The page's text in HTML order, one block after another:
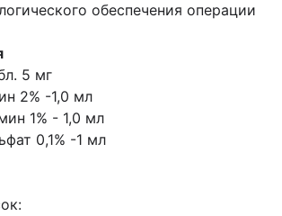
обеспечения операции
5 мг
2% -1,0 мл
1% - 1,0 мл
0,1% -1 мл